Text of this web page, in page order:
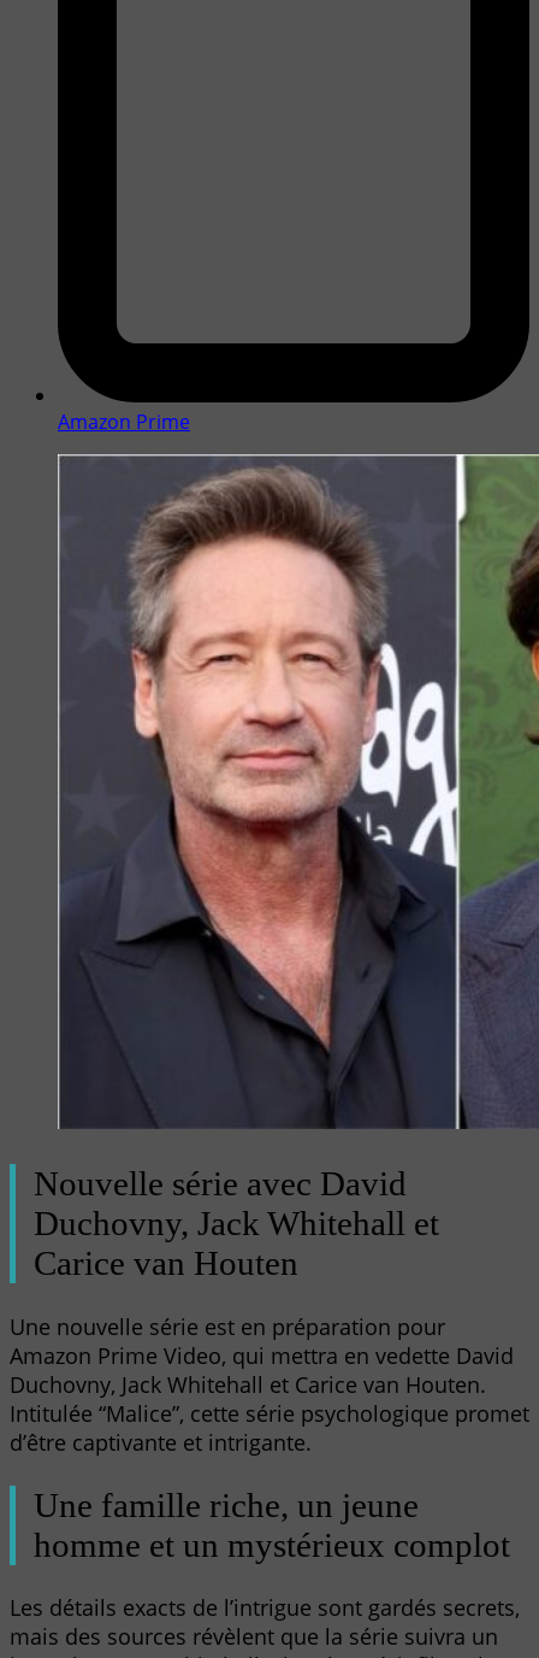
Amazon Prime
Nouvelle série avec David
Duchovny, Jack Whitehall et
Carice van Houten
Une nouvelle série est en préparation pour
Amazon Prime Video, qui mettra en vedette David
Duchovny, Jack Whitehall et Carice van Houten.
Intitulée “Malice”, cette série psychologique promet
d’être captivante et intrigante.
Une famille riche, un jeune
homme et un mystérieux complot
Les détails exacts de l’intrigue sont gardés secrets,
mais des sources révèlent que la série suivra un